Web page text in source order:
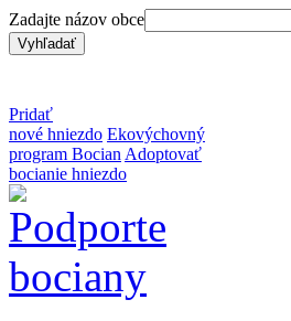
Zadajte názov obce
Pridať
nové hniezdo Ekovýchovný
program Bocian Adoptovať
bocianie hniezdo